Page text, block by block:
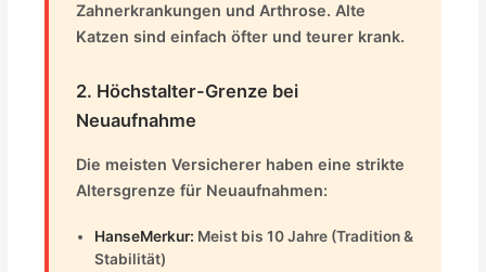
Zahnerkrankungen und Arthrose. Alte
Katzen sind einfach öfter und teurer krank.
2. Höchstalter-Grenze bei
Neuaufnahme
Die meisten Versicherer haben eine strikte
Altersgrenze für Neuaufnahmen:
HanseMerkur: Meist bis 10 Jahre (Tradition &
Stabilität)